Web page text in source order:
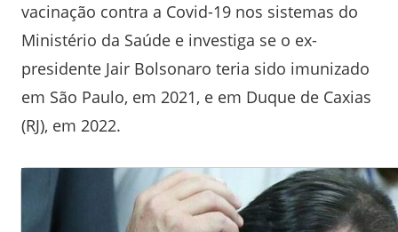
vacinação contra a Covid-19 nos sistemas do
Ministério da Saúde e investiga se o ex-
presidente Jair Bolsonaro teria sido imunizado
em São Paulo, em 2021, e em Duque de Caxias
(RJ), em 2022.